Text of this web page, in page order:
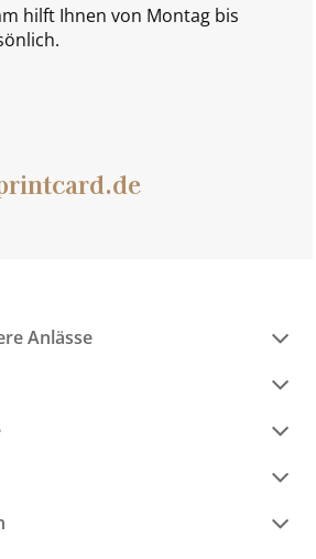
hilft Ihnen von Montag bis
Anlässe